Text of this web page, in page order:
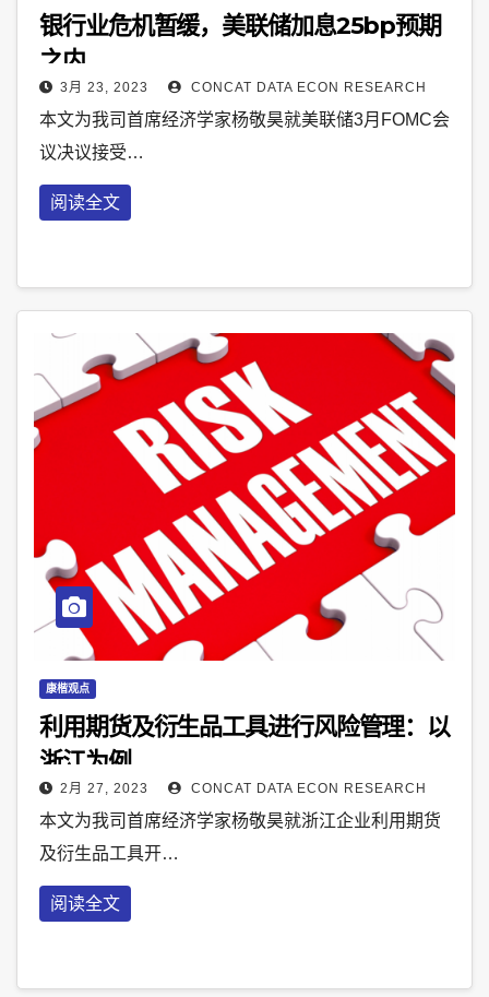
银行业危机暂缓，美联储加息25bp预期
之内
3月 23, 2023 CONCAT DATA ECON RESEARCH
本文为我司首席经济学家杨敬昊就美联储3月FOMC会
议决议接受…
阅读全文
康楷观点
利用期货及衍生品工具进行风险管理：以
浙江为例
2月 27, 2023 CONCAT DATA ECON RESEARCH
本文为我司首席经济学家杨敬昊就浙江企业利用期货
及衍生品工具开…
阅读全文